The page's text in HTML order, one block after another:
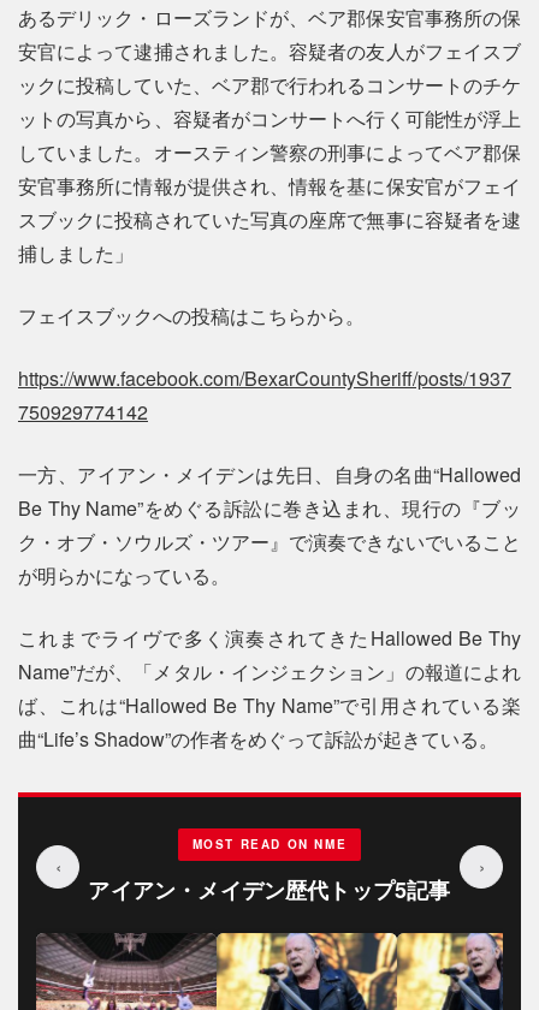
あるデリック・ローズランドが、ベア郡保安官事務所の保
安官によって逮捕されました。容疑者の友人がフェイスブ
ックに投稿していた、ベア郡で行われるコンサートのチケ
ットの写真から、容疑者がコンサートへ行く可能性が浮上
していました。オースティン警察の刑事によってベア郡保
安官事務所に情報が提供され、情報を基に保安官がフェイ
スブックに投稿されていた写真の座席で無事に容疑者を逮
捕しました」
フェイスブックへの投稿はこちらから。
https://www.facebook.com/BexarCountySheriff/posts/1937
750929774142
一方、アイアン・メイデンは先日、自身の名曲“Hallowed
Be Thy Name”をめぐる訴訟に巻き込まれ、現行の『ブッ
ク・オブ・ソウルズ・ツアー』で演奏できないでいること
が明らかになっている。
これまでライヴで多く演奏されてきたHallowed Be Thy
Name”だが、「メタル・インジェクション」の報道によれ
ば、これは“Hallowed Be Thy Name”で引用されている楽
曲“Life’s Shadow”の作者をめぐって訴訟が起きている。
‹
MOST READ ON NME
アイアン・メイデン歴代トップ5記事
›